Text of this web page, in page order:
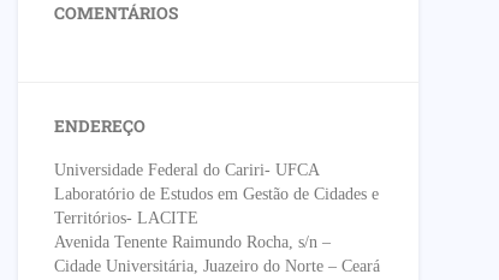
COMENTÁRIOS
ENDEREÇO
Universidade Federal do Cariri- UFCA
Laboratório de Estudos em Gestão de Cidades e
Territórios- LACITE
Avenida Tenente Raimundo Rocha, s/n –
Cidade Universitária, Juazeiro do Norte – Ceará